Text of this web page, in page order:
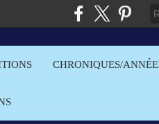
CHRONIQUES/ANNÉE